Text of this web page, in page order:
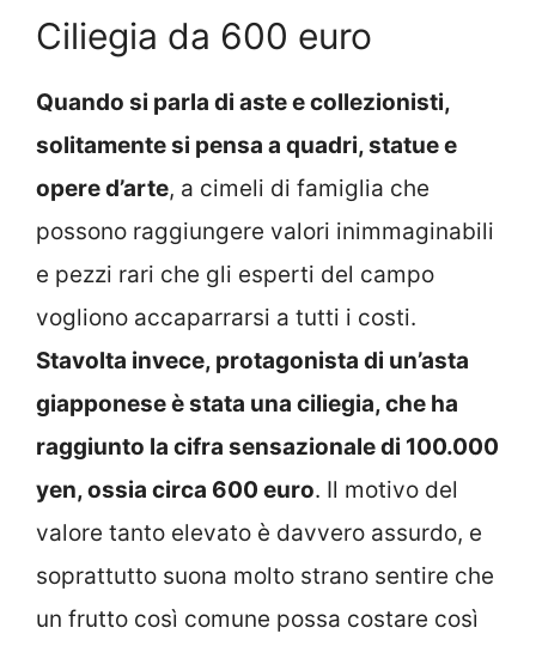
Ciliegia da 600 euro
Quando si parla di aste e collezionisti,
solitamente si pensa a quadri, statue e
opere d’arte, a cimeli di famiglia che
possono raggiungere valori inimmaginabili
e pezzi rari che gli esperti del campo
vogliono accaparrarsi a tutti i costi.
Stavolta invece, protagonista di un’asta
giapponese è stata una ciliegia, che ha
raggiunto la cifra sensazionale di 100.000
yen, ossia circa 600 euro. Il motivo del
valore tanto elevato è davvero assurdo, e
soprattutto suona molto strano sentire che
un frutto così comune possa costare così